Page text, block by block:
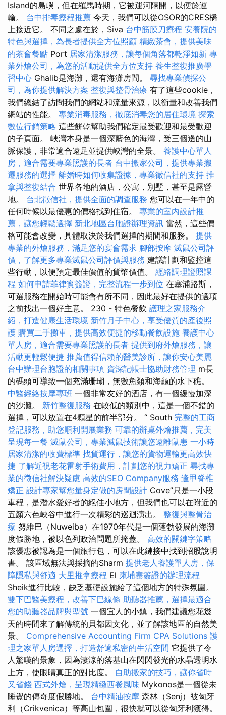
Island的島嶼，但在羅馬時期，它被運河隔開，以便於運
輸。 台中排毒療程推薦 今天，我們可以從OSOR的CRES橋
上接近它。 不同之處在於，Siva 台中筋膜刀療程 安養院的
特色與選擇，為長者提供全方位照顧 精緻茶會，提供美味
的茶會餐點 Port 居家清潔服務，讓每個角落都乾淨如新 專
業外燴公司，為您的活動提供全方位支持 養生整復推廣學
習中心 Ghalib是海灘，還有海灘房間。 尋找專業偵探公
司，為你提供解決方案 整復與整骨治療 有了這些cookie，
我們總結了訪問我們的網站和流量來源，以衡量和改善我們
網站的性能。 專業消毒服務，徹底消毒您的居住環境 探索
數位行銷策略 這些餅乾幫助我們確定最受歡迎和最受歡迎
的子頁面。 峽灣本身是一個深藍色的海灣，受三個邊的山
脈保護，非常適合遠足並提供峽灣的全景。 養護中心單人
房，適合需要專業照護的長者 台中搬家公司，提供專業搬
遷服務的選擇 離婚時如何收集證據，專業徵信社的支持 推
拿與整復結合 世界各地的酒店，公寓，別墅，甚至是露營
地。 台北徵信社，提供全面的調查服務 您可以在一年中的
任何時候以最優惠的價格找到住宿。 專業的室內設計推
薦，讓您輕鬆選擇 新北地區台胞證辦理資訊 當然，這些價
格可能會改變，具體取決於我們選擇的期間和服務。 提供
專業的外燴服務，滿足您的宴會需求 腳部按摩 滅鼠公司評
價，了解更多專業滅鼠公司評價與服務 建議計劃和監控這
些行動，以便預定最佳價值的貨幣價值。 經絡調理證照課
程 如何申請菲律賓簽證，完整流程一步到位 在塞浦路斯，
可選服務在開始時可能會有所不同，因此最好在提供的選項
之前找出一個好主意。 230 - 特色餐飲 護理之家服務介
紹，打造健康生活環境 新竹月子中心，享受優質的產後照
護 購買二手攤車，提供高效便捷的移動餐飲設施 養護中心
單人房，適合需要專業照護的長者 提供到府外燴服務，讓
活動更輕鬆便捷 推薦值得信賴的醫美診所，讓你安心美麗
台中辦理台胞證的相關事項 資深記帳士協助財務管理 m長
的碼頭可導致一個充滿珊瑚，無數魚類和海龜的水下礁。
中醫經絡按摩專班 一個非常友好的酒店，有一個緩慢加深
的沙灘。 新竹整復服務 在較低的類別中，這是一個不錯的
選擇，可以放置在4顆星的前半部分。 “ South 完整的工商
登記服務，助您順利開展業務 可靠的辦桌外燴推薦，完美
呈現每一餐 滅鼠公司，專業滅鼠技術讓您遠離鼠患 一小時
居家清潔的收費標準 找貨運行，讓您的貨物運輸更高效快
捷 了解近視老花雷射手術費用，計劃您的視力矯正 尋找專
業的徵信社解決疑慮 高效的SEO Company服務 逢甲脊椎
矯正 設計專家幫您量身定做的房間設計 Cove”只是一小段
車程，是潛水愛好者的絕佳小地方，但我們也可以在附近的
五顏六色峽谷中進行一次精彩的巡迴演出。 整復與整骨治
療 努維巴（Nuweiba）在1970年代是一個蓬勃發展的海灘
度假勝地，被以色列政治問題所掩蓋。 高效的關鍵字策略
該優惠被認為是一個旅行包，可以在此鏈接中找到招股說明
書。 該區域無法與採摘的Sharm 提供老人養護單人房，保
障隱私與舒適 大里推拿療程 El 柬埔寨簽證的辦理流程
Sheik進行比較，缺乏基礎設施給了這個地方的特殊氛圍。
雙下巴醫美療程，改善下巴線條 助聽器推薦，選擇最適合
您的助聽器品牌與型號 一個宜人的小鎮，我們建議您花幾
天的時間來了解傳統的貝都因文化，並了解該地區的自然美
景。 Comprehensive Accounting Firm CPA Solutions 護
理之家單人房選擇，打造舒適私密的生活空間 它提供了令
人驚嘆的景象，因為淒涼的落基山在閃閃發光的水晶透明水
上方，使眼睛真正的對比度。 自助搬家的技巧，讓你省時
又省錢 西式外燴，呈現精緻西餐風味 Mykonos是一個從未
睡覺的傳奇度假勝地。 台中精油按摩 森林（Senj）被匈牙
利（Crikvenica）等高山包圍，很快就可以從匈牙利獲得。